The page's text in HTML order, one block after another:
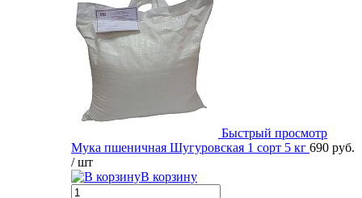
Быстрый просмотр
Мука пшеничная Шугуровская 1 сорт 5 кг 690 руб.
/ шт
В корзину